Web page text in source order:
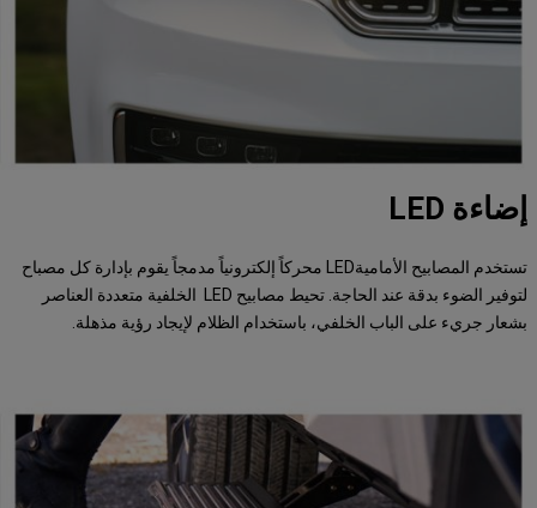
إضاءة LED
تستخدم المصابيح الأماميةLED محركاً إلكترونياً مدمجاً يقوم بإدارة كل مصباح
لتوفير الضوء بدقة عند الحاجة. تحيط مصابيح LED الخلفية متعددة العناصر
بشعار جريء على الباب الخلفي، باستخدام الظلام لإيجاد رؤية مذهلة.